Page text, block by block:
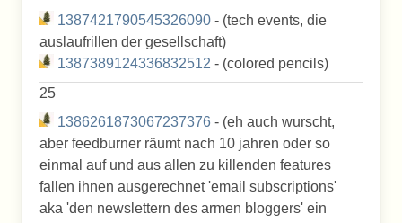
1387421790545326090 - (tech events, die
auslaufrillen der gesellschaft)
1387389124336832512 - (colored pencils)
25
1386261873067237376 - (eh auch wurscht,
aber feedburner räumt nach 10 jahren oder so
einmal auf und aus allen zu killenden features
fallen ihnen ausgerechnet 'email subscriptions'
aka 'den newslettern des armen bloggers' ein